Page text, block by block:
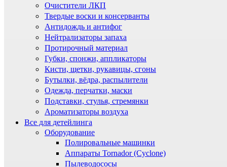
Очистители ЛКП
Твердые воски и консерванты
Антидождь и антифог
Нейтрализаторы запаха
Протирочный материал
Губки, спонжи, аппликаторы
Кисти, щетки, рукавицы, сгоны
Бутылки, вёдра, распылители
Одежда, перчатки, маски
Подставки, стулья, стремянки
Ароматизаторы воздуха
Все для детейлинга
Оборудование
Полировальные машинки
Аппараты Tornador (Cyclone)
Пылеводососы